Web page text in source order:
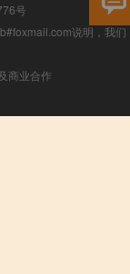
号
说明，我们
商业合作